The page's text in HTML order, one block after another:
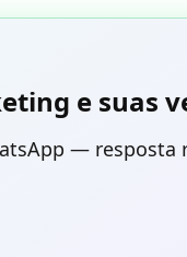
e suas
— resposta